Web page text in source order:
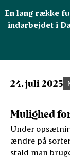
En lang række
indarbejdet i
24. juli 2025
Mulighed
Under
ændre på
stald man